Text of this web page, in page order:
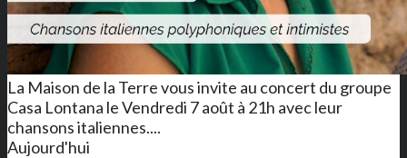
La Maison de la Terre vous invite au concert du groupe
Casa Lontana le Vendredi 7 août à 21h avec leur
chansons italiennes....
Aujourd'hui